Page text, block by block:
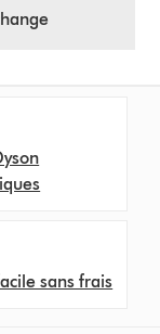
sans frais